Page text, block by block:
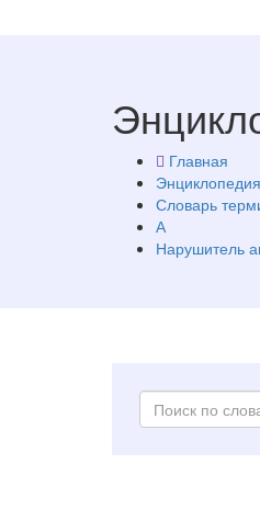
Главная
Словарь
А
Нарушитель